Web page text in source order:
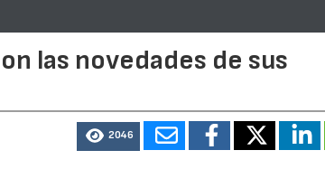
las novedades de sus
2046